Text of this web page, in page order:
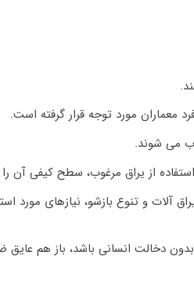
معماران مورد توجه قرار گرفته است.
می شوند.
از یراق مرغوب، سطح کیفی آن را
آلات و تنوع بازشو، نیازهای مورد
دخالت انسانی باشد، باز هم عایق